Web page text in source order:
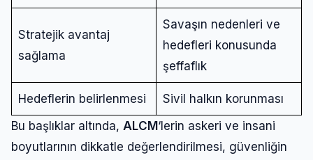
Stratejik avantaj
sağlama
Savaşın nedenleri ve
hedefleri konusunda
şeffaflık
Hedeflerin belirlenmesi
Sivil halkın korunması
Bu başlıklar altında, ALCM ‘lerin askeri ve insani
boyutlarının dikkatle değerlendirilmesi, güvenliğin